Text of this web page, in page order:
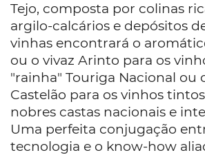
Tejo, composta por colinas
argilo-calcários e depósitos
vinhas encontrará o
ou o vivaz Arinto para os
"rainha" Touriga Nacional ou
Castelão para os vinhos
nobres castas nacionais e
Uma perfeita conjugação
tecnologia e o know-how